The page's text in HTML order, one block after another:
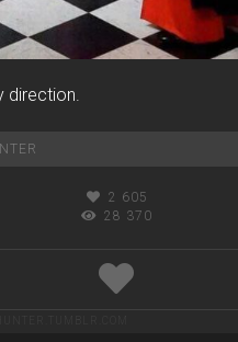
direction.
2 605
28 370